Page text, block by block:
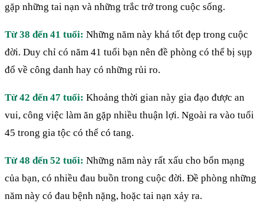
gặp những tai nạn và những trắc trở trong cuộc sống.
Từ 38 đến 41 tuổi: Những năm này khá tốt đẹp trong cuộc
đời. Duy chỉ có năm 41 tuổi bạn nên đề phòng có thể bị sụp
đổ về công danh hay có những rủi ro.
Từ 42 đến 47 tuổi: Khoảng thời gian này gia đạo được an
vui, công việc làm ăn gặp nhiều thuận lợi. Ngoài ra vào tuổi
45 trong gia tộc có thể có tang.
Từ 48 đến 52 tuổi: Những năm này rất xấu cho bổn mạng
của bạn, có nhiều đau buồn trong cuộc đời. Đề phòng những
năm này có đau bệnh nặng, hoặc tai nạn xảy ra.